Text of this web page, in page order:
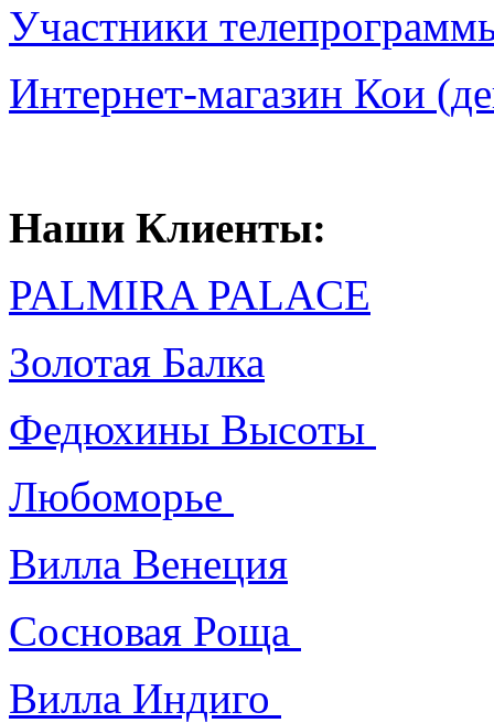
Участники
Интернет-магазин Кои
Наши Клиенты:
PALMIRA PALACE
Золотая Балка
Федюхины Высоты
Любоморье
Вилла Венеция
Сосновая Роща
Вилла Индиго